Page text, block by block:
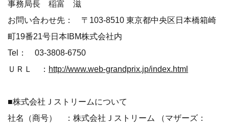
事務局長 稲富 滋
お問い合わせ先： 〒103-8510 東京都中央区日本橋箱崎
町19番21号日本IBM株式会社内
Tel： 03-3808-6750
ＵＲＬ ： http://www.web-grandprix.jp/index.html
■株式会社Ｊストリームについて
社名（商号） ：株式会社Ｊストリーム （マザーズ：